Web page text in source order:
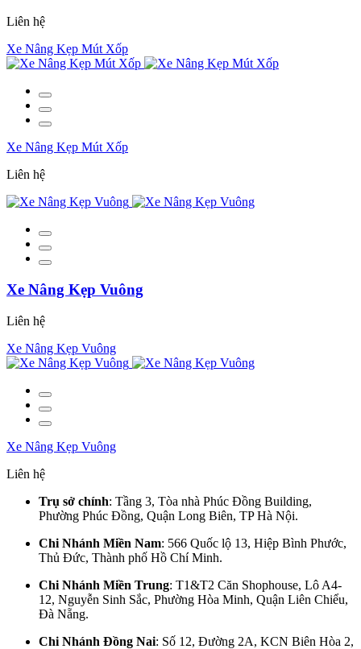
Liên hệ
Xe Nâng Kẹp Mút Xốp
Xe Nâng Kẹp Mút Xốp
Liên hệ
Xe Nâng Kẹp Vuông
Liên hệ
Xe Nâng Kẹp Vuông
Xe Nâng Kẹp Vuông
Liên hệ
Trụ sở chính: Tầng 3, Tòa nhà Phúc Đồng Building,
Phường Phúc Đồng, Quận Long Biên, TP Hà Nội.
Chi Nhánh Miền Nam: 566 Quốc lộ 13, Hiệp Bình Phước,
Thủ Đức, Thành phố Hồ Chí Minh.
Chi Nhánh Miền Trung: T1&T2 Căn Shophouse, Lô A4-
12, Nguyễn Sinh Sắc, Phường Hòa Minh, Quận Liên Chiểu,
Đà Nẵng.
Chi Nhánh Đồng Nai: Số 12, Đường 2A, KCN Biên Hòa 2,